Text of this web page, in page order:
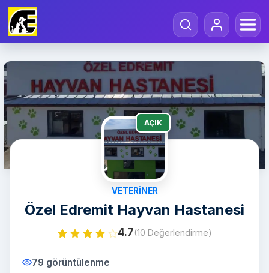
AÇIK
VETERINER
Özel Edremit Hayvan Hastanesi
4.7(10 Değerlendirme)
79 görüntülenme